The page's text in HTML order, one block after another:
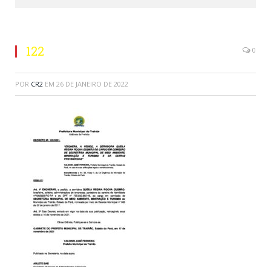
122 0
POR CR2 EM 26 DE JANEIRO DE 2022